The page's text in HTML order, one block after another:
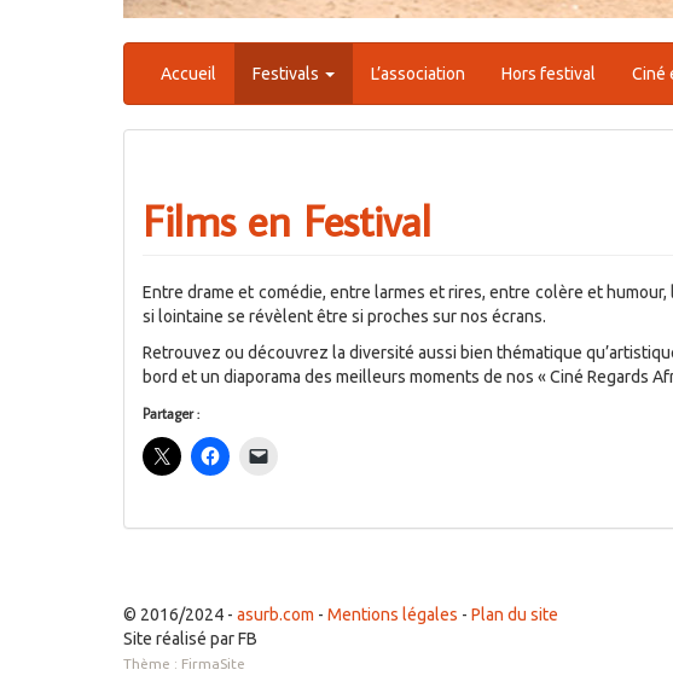
Accueil Festivals L’association Hors festival Ciné
Films en Festival
Entre drame et comédie, entre larmes et rires, entre colère et
si lointaine se révèlent être si proches sur nos écrans.
Retrouvez ou découvrez la diversité aussi bien thématique
bord et un diaporama des meilleurs moments de nos « Ciné Regards
Partager :
© 2016/2024 - asurb.com - Mentions légales - Plan du site
Site réalisé par FB
Thème : FirmaSite